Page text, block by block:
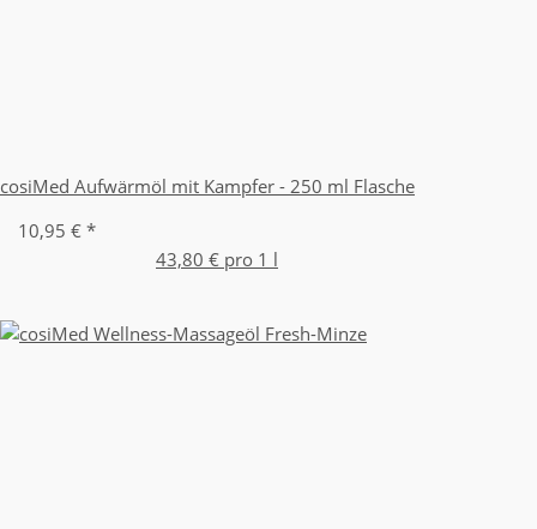
cosiMed Aufwärmöl mit Kampfer - 250 ml Flasche
10,95 € *
43,80 € pro 1 l